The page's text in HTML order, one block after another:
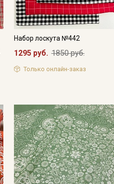
Набор лоскута №442
1295 руб. 1850 руб.
Только онлайн-заказ